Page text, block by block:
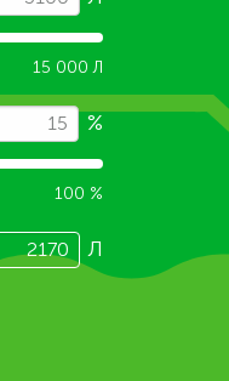
15 000 Л
%
100 %
Л